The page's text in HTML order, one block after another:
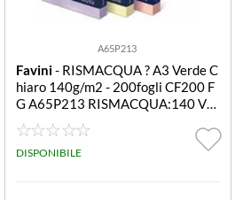
A65P213
Favini- RISMACQUA ? A3 Verde C
hiaro 140g/m2 - 200fogli CF200 F
G A65P213 RISMACQUA:140 VE
RDE CHIARO 09 A3
DISPONIBILE